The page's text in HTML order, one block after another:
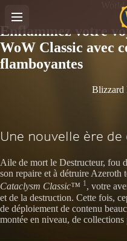
Enflammez votre
WoW Classic avec
flamboyantes
Blizzard
Une nouvelle ère de
Aile de mort le Destructeur, fou
son repaire et à détruire Azeroth
Cataclysm Classic™ 1, votre
et de la destruction. Cette fois,
de déploiement de contenu
montée en niveau, de collections